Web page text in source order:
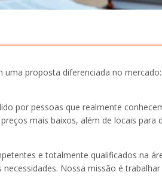
uma proposta diferenciada no
por pessoas que realmente
mais baixos, além de locais para
e totalmente qualificados na
Nossa missão é